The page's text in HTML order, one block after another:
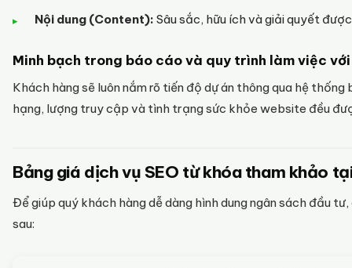
Nội dung (Content): Sâu sắc, hữu ích và giải quyết
Minh bạch trong báo cáo và quy trình làm việc
Khách hàng sẽ luôn nắm rõ tiến độ dự án thông qua hệ
hạng, lượng truy cập và tình trạng sức khỏe website đều
Bảng giá dịch vụ SEO từ khóa tham khảo
Để giúp quý khách hàng dễ dàng hình dung ngân sách đầu
sau: